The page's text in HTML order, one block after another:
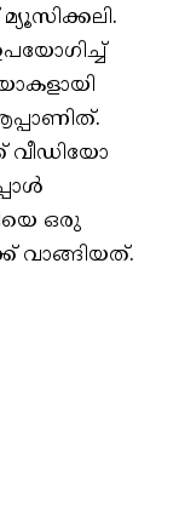
വീഡിയോ
ഒരു
വാങ്ങിയത്.